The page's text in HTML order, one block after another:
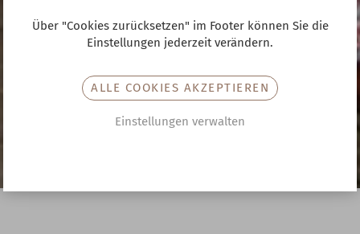
Über "Cookies zurücksetzen" im Footer können Sie die
Einstellungen jederzeit verändern.
ALLE COOKIES AKZEPTIEREN
Einstellungen verwalten